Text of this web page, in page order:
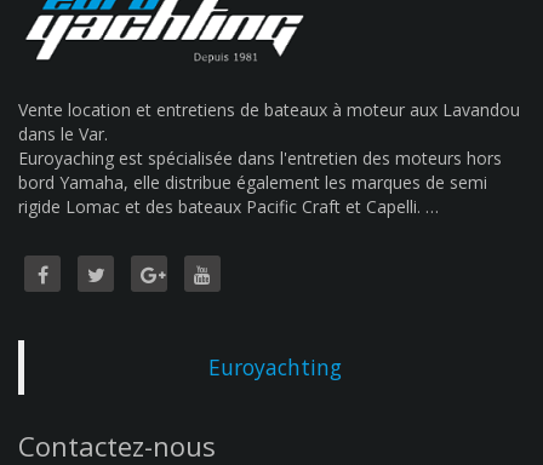
Vente location et entretiens de bateaux à moteur aux Lavandou
dans le Var.
Euroyaching est spécialisée dans l'entretien des moteurs hors
bord Yamaha, elle distribue également les marques de semi
rigide Lomac et des bateaux Pacific Craft et Capelli. …
Euroyachting
Contactez-nous